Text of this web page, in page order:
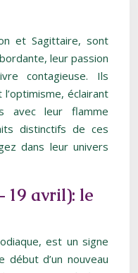
et Sagittaire, sont
leur passion
contagieuse. Ils
éclairant
avec leur flamme
distinctifs de ces
dans leur univers
19 avril): le
est un signe
début d’un nouveau